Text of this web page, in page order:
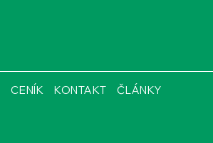
CENÍK KONTAKT ČLÁNKY